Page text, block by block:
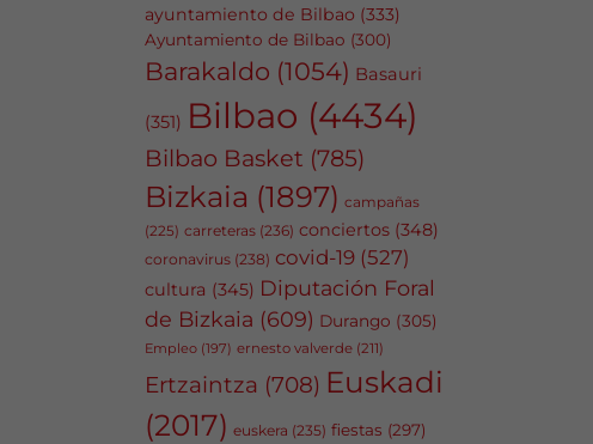
ayuntamiento de Bilbao (333)
Ayuntamiento de Bilbao (300)
Barakaldo (1054) Basauri
(351) Bilbao (4434)
Bilbao Basket (785)
Bizkaia (1897) campañas
(225) carreteras (236) conciertos (348)
coronavirus (238) covid-19 (527)
cultura (345) Diputación Foral
de Bizkaia (609) Durango (305)
Empleo (197) ernesto valverde (211)
Ertzaintza (708) Euskadi
(2017) euskera (235) fiestas (297)